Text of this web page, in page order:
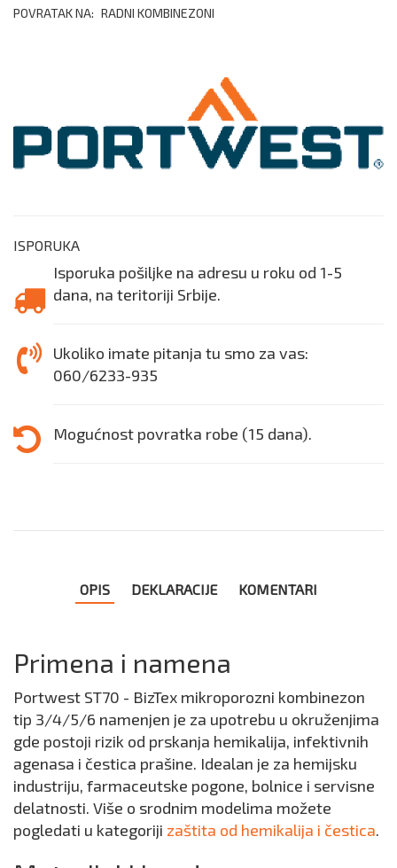
POVRATAK NA: RADNI KOMBINEZONI
ISPORUKA
Isporuka pošiljke na adresu u roku od 1-5
dana, na teritoriji Srbije.
Ukoliko imate pitanja tu smo za vas:
060/6233-935
Mogućnost povratka robe (15 dana).
OPIS DEKLARACIJE KOMENTARI
Primena i namena
Portwest ST70 - BizTex mikroporozni kombinezon
tip 3/4/5/6 namenjen je za upotrebu u okruženjima
gde postoji rizik od prskanja hemikalija, infektivnih
agenasa i čestica prašine. Idealan je za hemijsku
industriju, farmaceutske pogone, bolnice i servisne
delatnosti. Više o srodnim modelima možete
pogledati u kategoriji zaštita od hemikalija i čestica.